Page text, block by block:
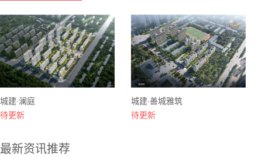
城建·澜庭
待更新
城建·善城雅筑
待更新
最新资讯推荐